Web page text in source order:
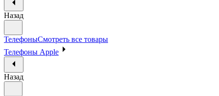
Назад
ТелефоныСмотреть все товары
Телефоны Apple
Назад